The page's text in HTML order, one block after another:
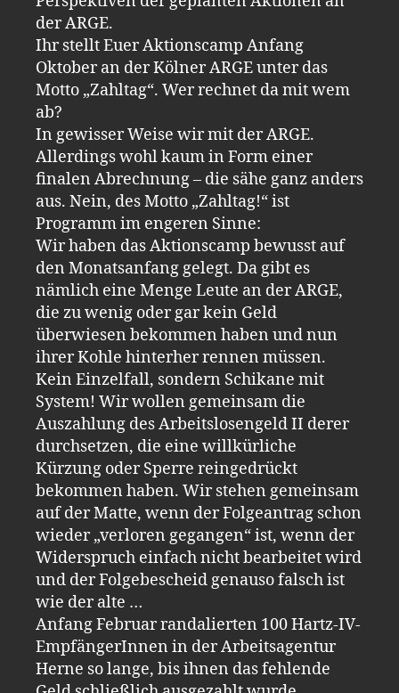
der ARGE.
Ihr stellt Euer Aktionscamp Anfang
Oktober an der Kölner ARGE unter das
Motto „Zahltag“. Wer rechnet da mit wem
ab?
In gewisser Weise wir mit der ARGE.
Allerdings wohl kaum in Form einer
finalen Abrechnung – die sähe ganz anders
aus. Nein, des Motto „Zahltag!“ ist
Programm im engeren Sinne:
Wir haben das Aktionscamp bewusst auf
den Monatsanfang gelegt. Da gibt es
nämlich eine Menge Leute an der ARGE,
die zu wenig oder gar kein Geld
überwiesen bekommen haben und nun
ihrer Kohle hinterher rennen müssen.
Kein Einzelfall, sondern Schikane mit
System! Wir wollen gemeinsam die
Auszahlung des Arbeitslosengeld II derer
durchsetzen, die eine willkürliche
Kürzung oder Sperre reingedrückt
bekommen haben. Wir stehen gemeinsam
auf der Matte, wenn der Folgeantrag schon
wieder „verloren gegangen“ ist, wenn der
Widerspruch einfach nicht bearbeitet wird
und der Folgebescheid genauso falsch ist
wie der alte …
Anfang Februar randalierten 100 Hartz-IV-
EmpfängerInnen in der Arbeitsagentur
Herne so lange, bis ihnen das fehlende